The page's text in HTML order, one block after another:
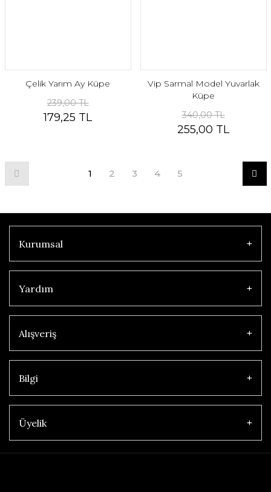
Çelik Yarım Ay Küpe
239,00 TL
179,25 TL
Vip Sarmal Model Yuvarlak
Küpe
340,00 TL
255,00 TL
1 2 3 4 5
Kurumsal
Yardım
Alışveriş
Bilgi
Üyelik